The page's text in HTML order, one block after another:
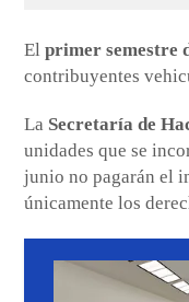
Elprimer semestre
contribuyentes
La Secretaría de
unidades que se
junio no pagarán el
únicamente los